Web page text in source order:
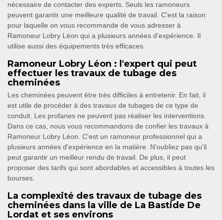
nécessaire de contacter des experts. Seuls les ramoneurs
peuvent garantir une meilleure qualité de travail. C'est la raison
pour laquelle on vous recommande de vous adresser à
Ramoneur Lobry Léon qui a plusieurs années d'expérience. Il
utilise aussi des équipements très efficaces.
Ramoneur Lobry Léon : l'expert qui peut
effectuer les travaux de tubage des
cheminées
Les cheminées peuvent être très difficiles à entretenir. En fait, il
est utile de procéder à des travaux de tubages de ce type de
conduit. Les profanes ne peuvent pas réaliser les interventions.
Dans ce cas, nous vous recommandons de confier les travaux à
Ramoneur Lobry Léon. C'est un ramoneur professionnel qui a
plusieurs années d'expérience en la matière. N'oubliez pas qu'il
peut garantir un meilleur rendu de travail. De plus, il peut
proposer des tarifs qui sont abordables et accessibles à toutes les
bourses.
La complexité des travaux de tubage des
cheminées dans la ville de La Bastide De
Lordat et ses environs